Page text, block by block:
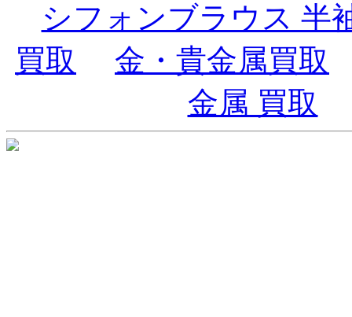
シフォンブラウス 半
買取
金・貴金属買取
金属 買取